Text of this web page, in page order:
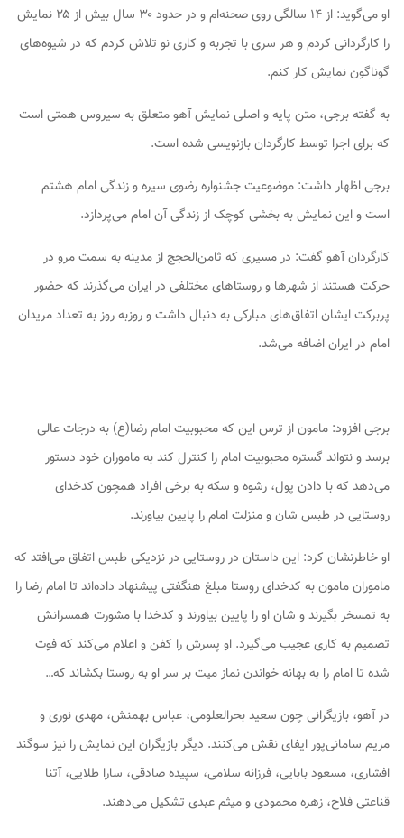
او می‌گوید: از ۱۴ سالگی روی صحنه‌ام و در حدود ۳۰ سال بیش از ۲۵ نمایش
را کارگردانی کردم و هر سری با تجربه و کاری نو تلاش کردم که در شیوه‌های
گوناگون نمایش کار کنم.
به گفته برجی، متن پایه و اصلی نمایش آهو متعلق به سیروس همتی است
که برای اجرا توسط کارگردان بازنویسی شده است.
برجی اظهار داشت: موضوعیت جشنواره رضوی سیره و زندگی امام هشتم
است و این نمایش به بخشی کوچک از زندگی آن امام می‌پردازد.
کارگردان آهو گفت: در مسیری که ثامن‌الحجج از مدینه به سمت مرو در
حرکت هستند از شهرها و روستاهای مختلفی در ایران می‌گذرند که حضور
پربرکت ایشان اتفاق‌های مبارکی به دنبال داشت و روزبه روز به تعداد مریدان
امام در ایران اضافه می‌شد.
برجی افزود: مامون از ترس این که محبوبیت امام رضا(ع) به درجات عالی
برسد و نتواند گستره محبوبیت امام را کنترل کند به ماموران خود دستور
می‌دهد که با دادن پول، رشوه و سکه به برخی افراد همچون کدخدای
روستایی در طبس شان و منزلت امام را پایین بیاورند.
او خاطرنشان کرد: این داستان در روستایی در نزدیکی طبس اتفاق می‌افتد که
ماموران مامون به کدخدای روستا مبلغ هنگفتی پیشنهاد داده‌اند تا امام رضا را
به تمسخر بگیرند و شان او را پایین بیاورند و کدخدا با مشورت همسرانش
تصمیم به کاری عجیب می‌گیرد. او پسرش را کفن و اعلام می‌کند که فوت
شده تا امام را به بهانه خواندن نماز میت بر سر او به روستا بکشاند که…
در آهو، بازیگرانی چون سعید بحرالعلومی، عباس بهمنش، مهدی نوری و
مریم سامانی‌پور ایفای نقش می‌کنند. دیگر بازیگران این نمایش را نیز سوگند
افشاری، مسعود بابایی، فرزانه سلامی، سپیده صادقی، سارا طلایی، آتنا
قناعتی فلاح، زهره محمودی و میثم عبدی تشکیل می‌دهند.